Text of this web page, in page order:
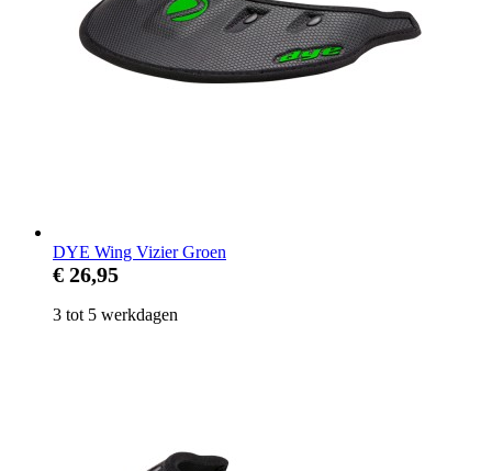
DYE Wing Vizier Groen
€ 26,95
3 tot 5 werkdagen